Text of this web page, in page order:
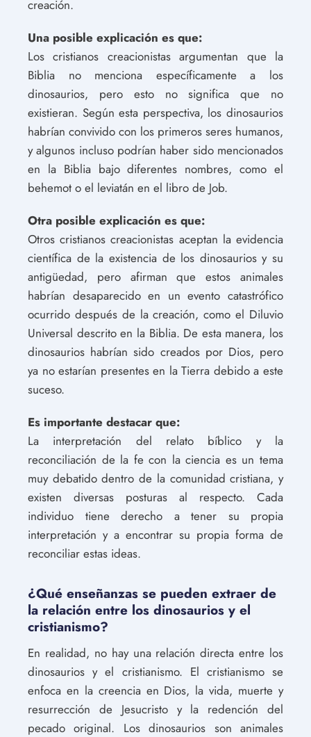
creación.
Una posible explicación es que:
Los cristianos creacionistas argumentan que la
Biblia no menciona específicamente a los
dinosaurios, pero esto no significa que no
existieran. Según esta perspectiva, los dinosaurios
habrían convivido con los primeros seres humanos,
y algunos incluso podrían haber sido mencionados
en la Biblia bajo diferentes nombres, como el
behemot o el leviatán en el libro de Job.
Otra posible explicación es que:
Otros cristianos creacionistas aceptan la evidencia
científica de la existencia de los dinosaurios y su
antigüedad, pero afirman que estos animales
habrían desaparecido en un evento catastrófico
ocurrido después de la creación, como el Diluvio
Universal descrito en la Biblia. De esta manera, los
dinosaurios habrían sido creados por Dios, pero
ya no estarían presentes en la Tierra debido a este
suceso.
Es importante destacar que:
La interpretación del relato bíblico y la
reconciliación de la fe con la ciencia es un tema
muy debatido dentro de la comunidad cristiana, y
existen diversas posturas al respecto. Cada
individuo tiene derecho a tener su propia
interpretación y a encontrar su propia forma de
reconciliar estas ideas.
¿Qué enseñanzas se pueden extraer de
la relación entre los dinosaurios y el
cristianismo?
En realidad, no hay una relación directa entre los
dinosaurios y el cristianismo. El cristianismo se
enfoca en la creencia en Dios, la vida, muerte y
resurrección de Jesucristo y la redención del
pecado original. Los dinosaurios son animales